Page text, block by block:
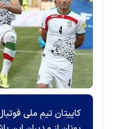
کاپیتان تیم ملی